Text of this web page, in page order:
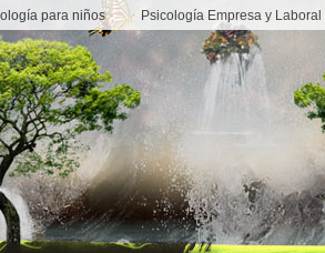
para niños Psicología Empresa y Laboral